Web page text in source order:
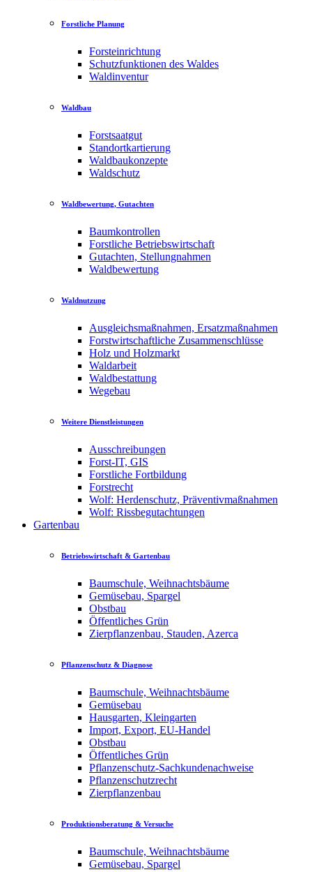
Forstliche Planung
Forsteinrichtung
Schutzfunktionen des Waldes
Waldinventur
Waldbau
Forstsaatgut
Standortkartierung
Waldbaukonzepte
Waldschutz
Waldbewertung, Gutachten
Baumkontrollen
Forstliche Betriebswirtschaft
Gutachten, Stellungnahmen
Waldbewertung
Waldnutzung
Ausgleichsmaßnahmen, Ersatzmaßnahmen
Forstwirtschaftliche Zusammenschlüsse
Holz und Holzmarkt
Waldarbeit
Waldbestattung
Wegebau
Weitere Dienstleistungen
Ausschreibungen
Forst-IT, GIS
Forstliche Fortbildung
Forstrecht
Wolf: Herdenschutz, Präventivmaßnahmen
Wolf: Rissbegutachtungen
Gartenbau
Betriebswirtschaft & Gartenbau
Baumschule, Weihnachtsbäume
Gemüsebau, Spargel
Obstbau
Öffentliches Grün
Zierpflanzenbau, Stauden, Azerca
Pflanzenschutz & Diagnose
Baumschule, Weihnachtsbäume
Gemüsebau
Hausgarten, Kleingarten
Import, Export, EU-Handel
Obstbau
Öffentliches Grün
Pflanzenschutz-Sachkundenachweise
Pflanzenschutzrecht
Zierpflanzenbau
Produktionsberatung & Versuche
Baumschule, Weihnachtsbäume
Gemüsebau, Spargel